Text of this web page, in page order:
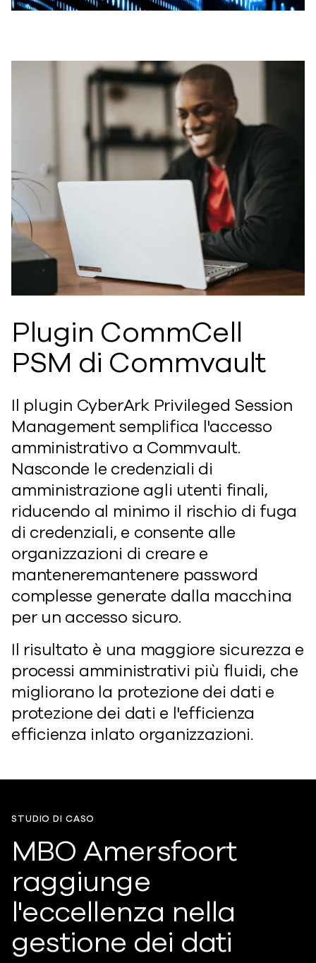
Plugin CommCell
PSM di Commvault
Il plugin CyberArk Privileged Session
Management semplifica l'accesso
amministrativo a Commvault.
Nasconde le credenziali di
amministrazione agli utenti finali,
riducendo al minimo il rischio di fuga
di credenziali, e consente alle
organizzazioni di creare e
manteneremantenere password
complesse generate dalla macchina
per un accesso sicuro.
Il risultato è una maggiore sicurezza e
processi amministrativi più fluidi, che
migliorano la protezione dei dati e
protezione dei dati e l'efficienza
efficienza inlato organizzazioni.
STUDIO DI CASO
MBO Amersfoort
raggiunge
l'eccellenza nella
gestione dei dati